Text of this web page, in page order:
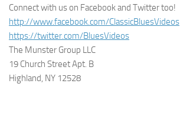
Connect with us on Facebook and Twitter too!
http://www.facebook.com/ClassicBluesVideos
https://twitter.com/BluesVideos
The Munster Group LLC
19 Church Street Apt. B
Highland, NY 12528